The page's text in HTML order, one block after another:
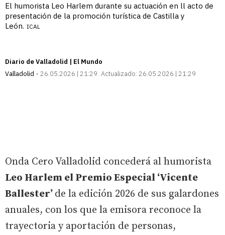
El humorista Leo Harlem durante su actuación en ll acto de
presentación de la promoción turística de Castilla y
León. ICAL
Diario de Valladolid | El Mundo
Valladolid
26.05.2026 | 21:29 Actualizado: 26.05.2026 | 21:29
Onda Cero Valladolid concederá al humorista
Leo Harlem el Premio Especial ‘Vicente
Ballester’ de la edición 2026 de sus galardones
anuales, con los que la emisora reconoce la
trayectoria y aportación de personas,